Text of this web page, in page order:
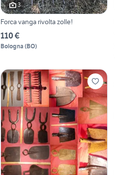
3
Forca vanga rivolta zolle!
110 €
Bologna (BO)